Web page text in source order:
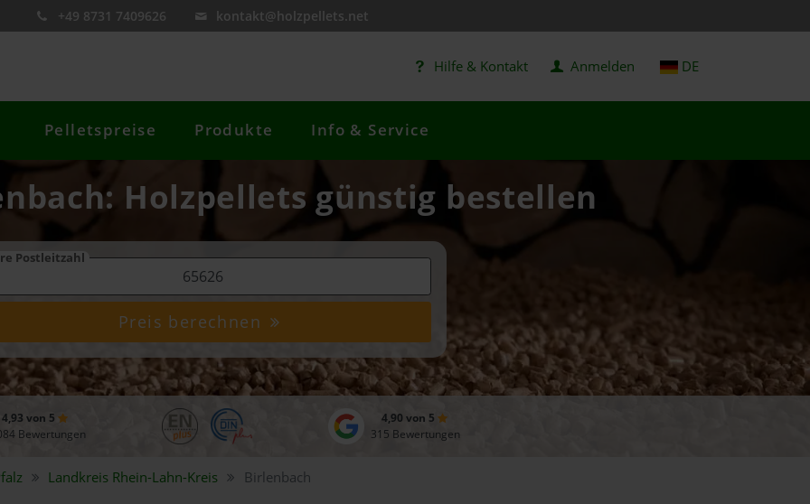
+49 8731 7409626 kontakt@holzpellets.net
Hilfe & Kontakt Anmelden DE
Pelletspreise Produkte Info & Service
Holzpellets günstig bestellen
Postleitzahl
Preis berechnen
4,93 von 5
Bewertungen
4,90 von 5
315 Bewertungen
Landkreis Rhein-Lahn-Kreis Birlenbach